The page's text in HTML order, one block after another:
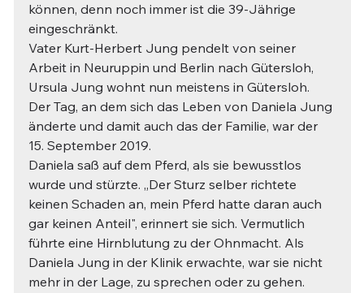
können, denn noch immer ist die 39-Jährige
eingeschränkt.
Vater Kurt-Herbert Jung pendelt von seiner
Arbeit in Neuruppin und Berlin nach Gütersloh,
Ursula Jung wohnt nun meistens in Gütersloh.
Der Tag, an dem sich das Leben von Daniela Jung
änderte und damit auch das der Familie, war der
15. September 2019.
Daniela saß auf dem Pferd, als sie bewusstlos
wurde und stürzte. „Der Sturz selber richtete
keinen Schaden an, mein Pferd hatte daran auch
gar keinen Anteil", erinnert sie sich. Vermutlich
führte eine Hirnblutung zu der Ohnmacht. Als
Daniela Jung in der Klinik erwachte, war sie nicht
mehr in der Lage, zu sprechen oder zu gehen.